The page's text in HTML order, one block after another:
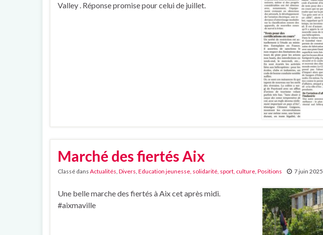
Valley . Réponse promise pour celui de juillet.
Marché des fiertés Aix
Classé dans Actualités, Divers, Education jeunesse, solidarité, sport, culture, Positions 7 juin 2025
Une belle marche des fiertés à Aix cet après midi.
#aixmaville